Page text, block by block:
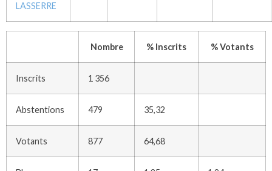
LASSERRE
Nombre % Inscrits % Votants
Inscrits 1 356
Abstentions 479 35,32
Votants 877 64,68